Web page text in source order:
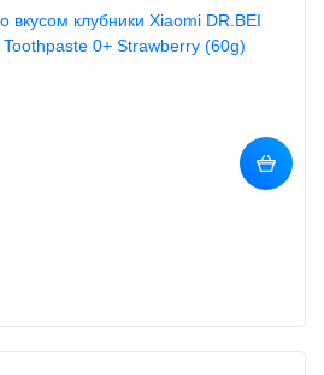
вкусом клубники Xiaomi DR.BEI
0+ Strawberry (60g)